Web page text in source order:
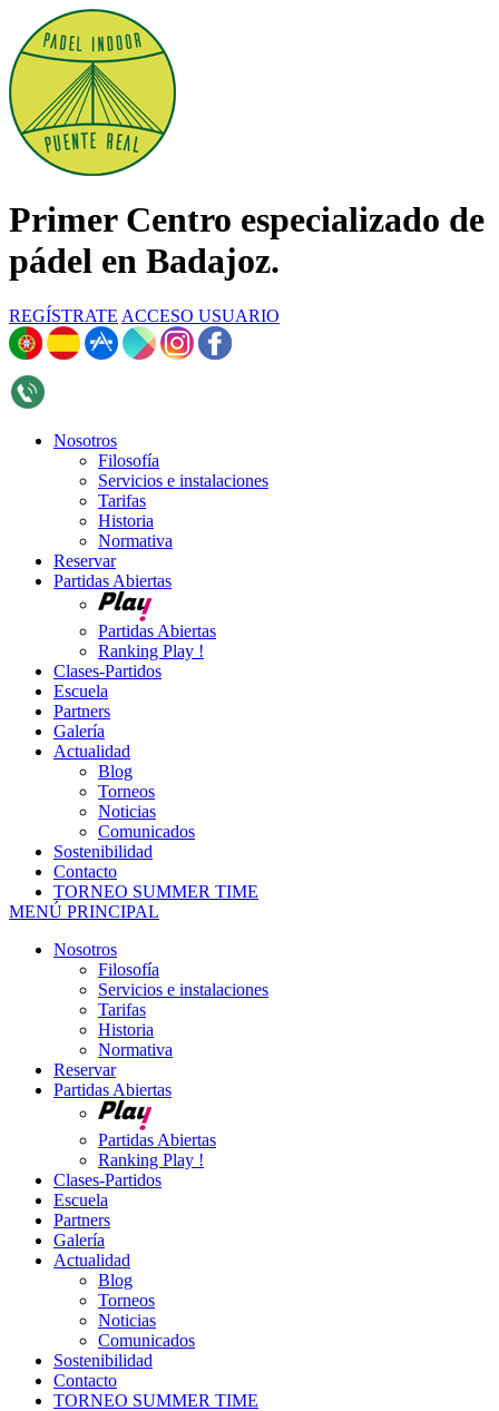
Primer Centro especializado de
pádel en Badajoz.
REGÍSTRATE ACCESO USUARIO
Nosotros
Filosofía
Servicios e instalaciones
Tarifas
Historia
Normativa
Reservar
Partidas Abiertas
Partidas Abiertas
Ranking Play !
Clases-Partidos
Escuela
Partners
Galería
Actualidad
Blog
Torneos
Noticias
Comunicados
Sostenibilidad
Contacto
TORNEO SUMMER TIME
MENÚ PRINCIPAL
Nosotros
Filosofía
Servicios e instalaciones
Tarifas
Historia
Normativa
Reservar
Partidas Abiertas
Partidas Abiertas
Ranking Play !
Clases-Partidos
Escuela
Partners
Galería
Actualidad
Blog
Torneos
Noticias
Comunicados
Sostenibilidad
Contacto
TORNEO SUMMER TIME